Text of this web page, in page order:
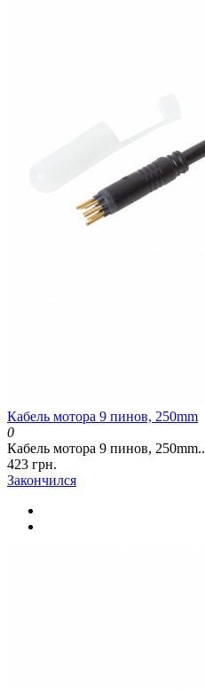
Кабель мотора 9 пинов, 250mm
0
Кабель мотора 9 пинов, 250mm..
423 грн.
Закончился